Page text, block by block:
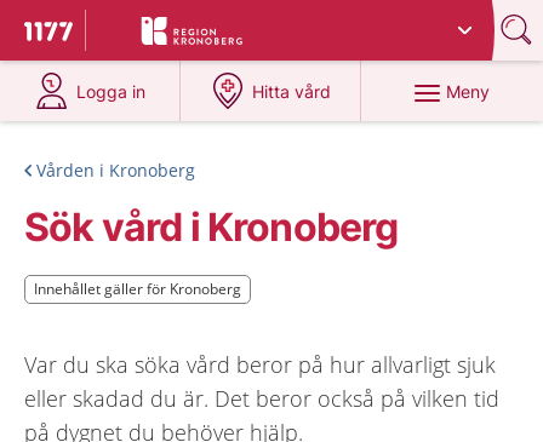
Till startsidan för 1177
Du har valt region
Logga in
på 1177.se
Hitta vård
på 1177.se
Meny
Vården i Kronoberg
Sök vård i Kronoberg
Innehållet gäller för Kronoberg
Innehållet gäller för Kronoberg
Var du ska söka vård beror på hur allvarligt sjuk
eller skadad du är. Det beror också på vilken tid
på dygnet du behöver hjälp.